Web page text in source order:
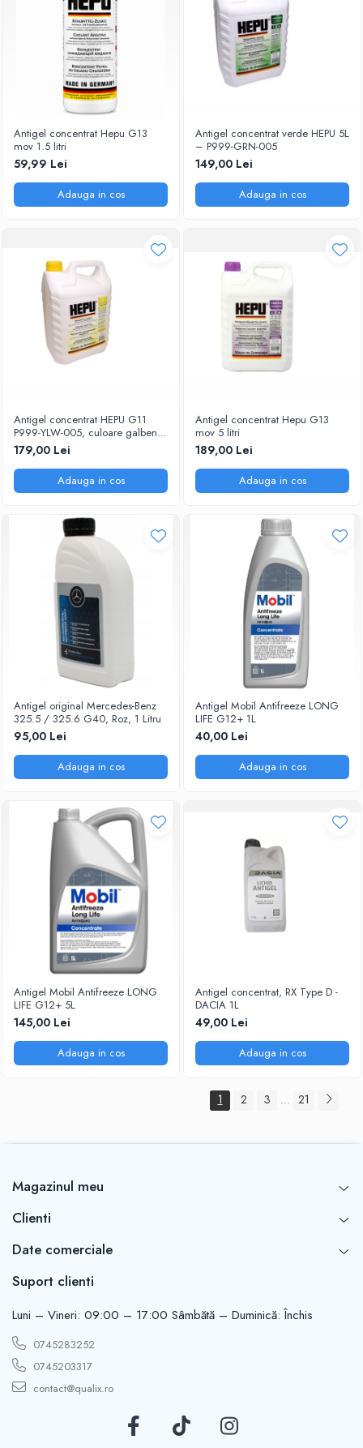
Antigel concentrat Hepu G13
mov 1.5 litri
59,99 Lei
Adauga in cos
Antigel concentrat verde HEPU 5L
– P999-GRN-005
149,00 Lei
Adauga in cos
Antigel concentrat HEPU G11
P999-YLW-005, culoare galben,
volum 5 litri
179,00 Lei
Adauga in cos
Antigel concentrat Hepu G13
mov 5 litri
189,00 Lei
Adauga in cos
Antigel original Mercedes-Benz
325.5 / 325.6 G40, Roz, 1 Litru
95,00 Lei
Adauga in cos
Antigel Mobil Antifreeze LONG
LIFE G12+ 1L
40,00 Lei
Adauga in cos
Antigel Mobil Antifreeze LONG
LIFE G12+ 5L
145,00 Lei
Adauga in cos
Antigel concentrat, RX Type D -
DACIA 1L
49,00 Lei
Adauga in cos
1 2 3 ... 21
Magazinul meu
Clienti
Date comerciale
Suport clienti
Luni – Vineri: 09:00 – 17:00 Sâmbătă – Duminică: Închis
0745283252
0745203317
contact@qualix.ro